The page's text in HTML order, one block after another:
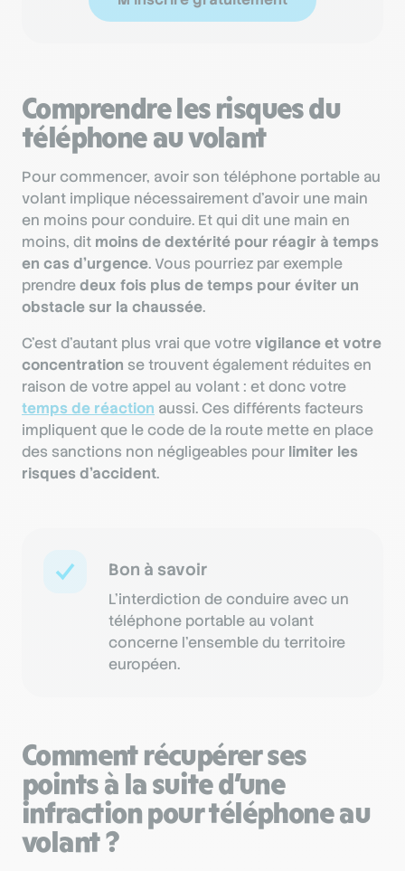
Comprendre les risques du
téléphone au volant
Pour commencer, avoir son téléphone portable au
volant implique nécessairement d’avoir une main
en moins pour conduire. Et qui dit une main en
moins, dit moins de dextérité pour réagir à temps
en cas d’urgence. Vous pourriez par exemple
prendredeux fois plus de temps pour éviter un
obstacle sur la chaussée.
C’est d’autant plus vrai que votrevigilance et votre
concentration se trouvent également réduites en
raison de votre appel au volant : et donc votre
temps de réaction aussi. Ces différents facteurs
impliquent que le code de la route mette en place
des sanctions non négligeables pour limiter les
risques d’accident.
Bon à savoir
L’interdiction de conduire avec un
téléphone portable au volant
concerne l’ensemble du territoire
européen.
Comment récupérer ses
points à la suite d’une
infraction pour téléphone au
volant ?